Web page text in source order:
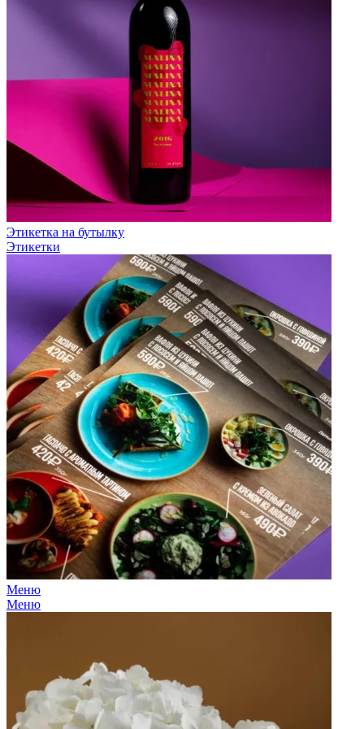
Этикетка на бутылку
Этикетки
Меню
Меню